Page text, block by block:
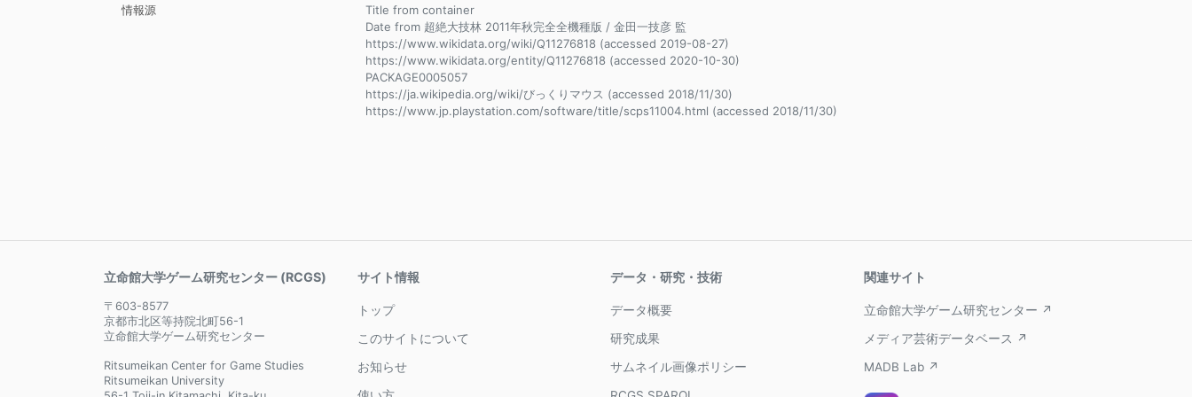
情報源
Title from container
Date from 超絶大技林 2011年秋完全全機種版 / 金田一技彦 監
https://www.wikidata.org/wiki/Q11276818 (accessed 2019-08-27)
https://www.wikidata.org/entity/Q11276818 (accessed 2020-10-30)
PACKAGE0005057
https://ja.wikipedia.org/wiki/びっくりマウス (accessed 2018/11/30)
https://www.jp.playstation.com/software/title/scps11004.html (accessed 2018/11/30)
立命館大学ゲーム研究センター (RCGS)
〒603-8577
京都市北区等持院北町56-1
立命館大学ゲーム研究センター
Ritsumeikan Center for Game Studies
Ritsumeikan University
サイト情報
トップ
このサイトについて
お知らせ
データ・研究・技術
データ概要
研究成果
サムネイル画像ポリシー
関連サイト
立命館大学ゲーム研究センター ↗
メディア芸術データベース ↗
MADB Lab ↗